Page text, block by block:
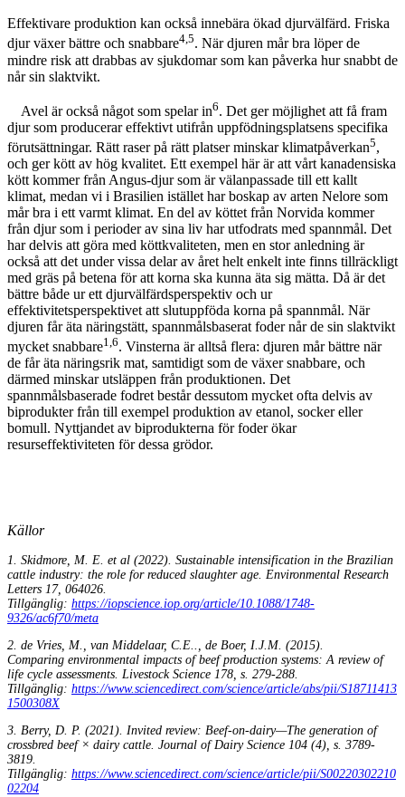
Effektivare produktion kan också innebära ökad djurvälfärd. Friska
djur växer bättre och snabbare4,5. När djuren mår bra löper de
mindre risk att drabbas av sjukdomar som kan påverka hur snabbt de
når sin slaktvikt.
Avel är också något som spelar in6. Det ger möjlighet att få fram
djur som producerar effektivt utifrån uppfödningsplatsens specifika
förutsättningar. Rätt raser på rätt platser minskar klimatpåverkan5,
och ger kött av hög kvalitet. Ett exempel här är att vårt kanadensiska
kött kommer från Angus-djur som är välanpassade till ett kallt
klimat, medan vi i Brasilien istället har boskap av arten Nelore som
mår bra i ett varmt klimat. En del av köttet från Norvida kommer
från djur som i perioder av sina liv har utfodrats med spannmål. Det
har delvis att göra med köttkvaliteten, men en stor anledning är
också att det under vissa delar av året helt enkelt inte finns tillräckligt
med gräs på betena för att korna ska kunna äta sig mätta. Då är det
bättre både ur ett djurvälfärdsperspektiv och ur
effektivitetsperspektivet att slutuppföda korna på spannmål. När
djuren får äta näringstätt, spannmålsbaserat foder når de sin slaktvikt
mycket snabbare1,6. Vinsterna är alltså flera: djuren mår bättre när
de får äta näringsrik mat, samtidigt som de växer snabbare, och
därmed minskar utsläppen från produktionen. Det
spannmålsbaserade fodret består dessutom mycket ofta delvis av
biprodukter från till exempel produktion av etanol, socker eller
bomull. Nyttjandet av biprodukterna för foder ökar
resurseffektiviteten för dessa grödor.
Källor
1. Skidmore, M. E. et al (2022). Sustainable intensification in the Brazilian
cattle industry: the role for reduced slaughter age. Environmental Research
Letters 17, 064026.
Tillgänglig: https://iopscience.iop.org/article/10.1088/1748-
9326/ac6f70/meta
2. de Vries, M., van Middelaar, C.E.., de Boer, I.J.M. (2015).
Comparing environmental impacts of beef production systems: A review of
life cycle assessments. Livestock Science 178, s. 279-288.
Tillgänglig: https://www.sciencedirect.com/science/article/abs/pii/S18711413
1500308X
3. Berry, D. P. (2021). Invited review: Beef-on-dairy—The generation of
crossbred beef × dairy cattle. Journal of Dairy Science 104 (4), s. 3789-
3819.
Tillgänglig: https://www.sciencedirect.com/science/article/pii/S00220302210
02204